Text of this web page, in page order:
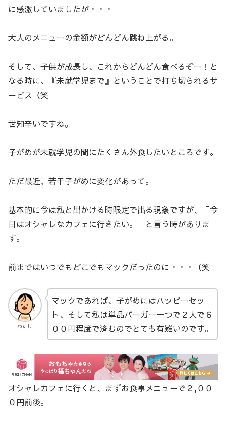
に感激していましたが・・・
大人のメニューの金額がどんどん跳ね上がる。
そして、子供が成長し、これからどんどん食べるぞー！と
なる時に、『未就学児まで』ということで打ち切られるサ
ービス（笑
世知辛いですね。
子がめが未就学児の間にたくさん外食したいところです。
ただ最近、若干子がめに変化があって。
基本的に今は私と出かける時限定で出る現象ですが、「今
日はオシャレなカフェに行きたい。」と言う時がありま
す。
前まではいつでもどこでもマックだったのに・・・（笑
わたし
マックであれば、子がめにはハッピーセッ
ト、そして私は単品バーガー一つで２人で６
００円程度で済むのでとても有難いのです。
オシャレカフェに行くと、まずお食事メニューで２,００
０円前後。